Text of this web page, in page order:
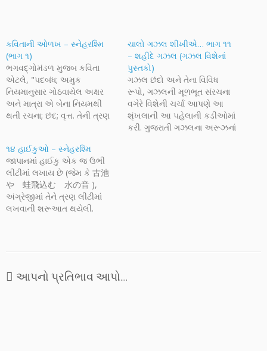
કવિતાની ઓળખ – સ્નેહરશ્મિ
(ભાગ ૧)
ભગવદ્ગોમંડળ મુજબ કવિતા
એટલે, "પદબંધ; અમુક
નિયમાનુસાર ગોઠવાયેલ અક્ષર
અને માત્રા એ બેના નિયમથી
થતી રચના; છંદ; વૃત્ત. તેની ત્રણ
જ ખરી કવિતા ગણાય છે." પરંતુ
પ્રસ્તુત અનુભવવાણીમાં
સ્નેહરશ્મિ કવિતા એટલે શું ? એ
વિશેની એક નોખી, સાહજીક
અને બાળમાનસમાં પણ
સહેલાઈથી ઉતરી…
ચાલો ગઝલ શીખીએ… ભાગ ૧૧
– શહીદે ગઝલ (ગઝલ વિશેનાં
પુસ્તકો)
ગઝલ છંદો અને તેના વિવિધ
રૂપો, ગઝલની મૂળભૂત સંરચના
વગેરે વિશેની ચર્ચા આપણે આ
શૃંખલાની આ પહેલાની કડીઓમાં
કરી. ગુજરાતી ગઝલના અરૂઝનાં
૧૪ હાઈકુઓ – સ્નેહરશ્મિ
જાપાનમાં હાઈકુ એક જ ઉભી
લીટીમાં લખાય છે (જેમ કે 古池
や 蛙飛込む 水の音 ),
અંગ્રેજીમાં તેને ત્રણ લીટીમાં
લખવાની શરૂઆત થયેલી.
રહીને અભિવ્યક્તિને પાંખો
આપતો આ પદ્યપ્રકાર
આપનો પ્રતિભાવ આપો....